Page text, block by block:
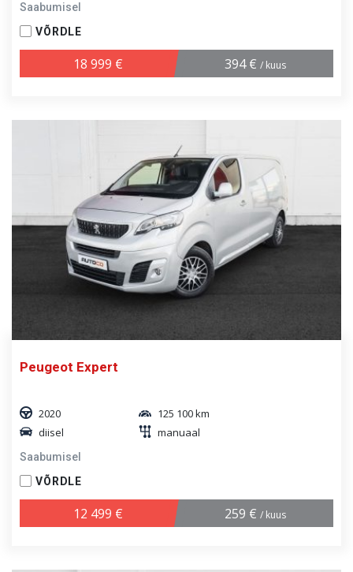
Saabumisel
VÕRDLE
18 999 € 394 € / kuus
Peugeot Expert
2020
125 100 km
diisel
manuaal
Saabumisel
VÕRDLE
12 499 € 259 € / kuus